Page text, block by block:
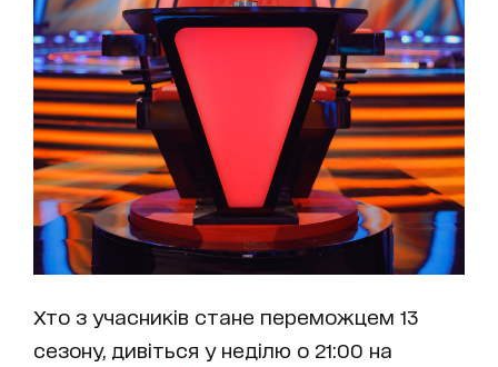
Хто з учасників стане переможцем 13
сезону, дивіться у неділю о 21:00 на